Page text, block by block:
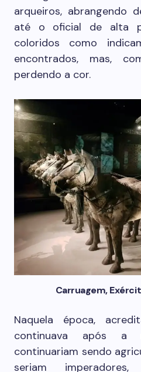
arqueiros, abrangendo
até o oficial de alta
coloridos como
encontrados, mas,
perdendo a cor.
Carruagem,
Naquela época,
continuava após a
continuariam sendo
seriam